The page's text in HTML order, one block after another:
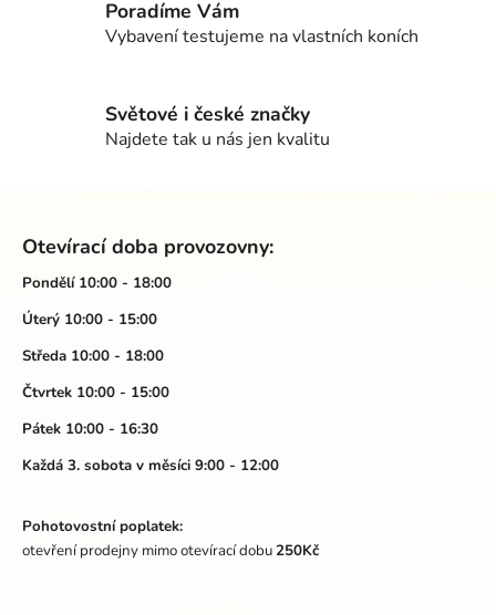
r
y
v
s
Poradíme Vám
Vybavení testujeme na vlastních koních
Světové i české značky
Najdete tak u nás jen kvalitu
Otevírací doba provozovny:
Pondělí 10:00 - 18:00
Úterý 10:00 - 15:00
Středa 10:00 - 18:00
Čtvrtek 10:00 - 15:00
Pátek 10:00 - 16:30
Každá 3. sobota v měsíci 9:00 - 12:00
Pohotovostní poplatek:
otevření prodejny mimo otevírací dobu250Kč